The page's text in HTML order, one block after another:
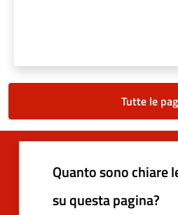
Tutte le
Quanto sono chiare
su questa pagina?